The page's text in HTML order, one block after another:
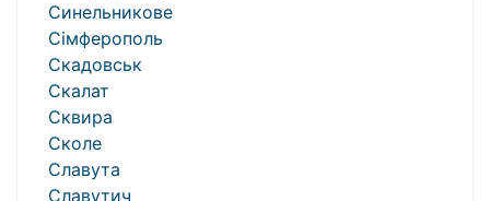
Синельникове
Сімферополь
Скадовськ
Скалат
Сквира
Сколе
Славута
Славутич